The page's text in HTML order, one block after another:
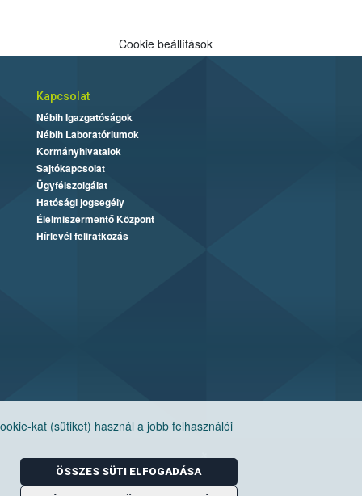
kat (sütiket) használ a jobb felhasználói
ÖSSZES SÜTI ELFOGADÁSA
Cookie beállítások
Kapcsolat
Nébih Igazgatóságok
Nébih Laboratóriumok
Kormányhivatalok
Sajtókapcsolat
Ügyfélszolgálat
Hatósági jogsegély
Élelmiszermentő Központ
Hírlevél feliratkozás